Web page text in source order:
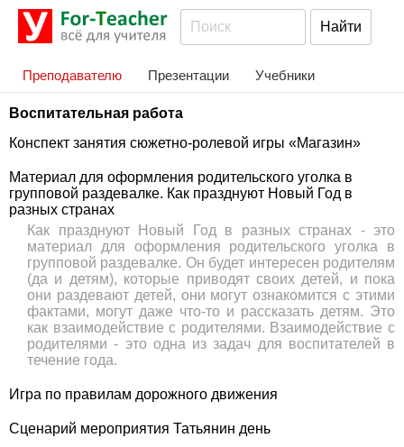
Преподавателю Презентации Учебники
Воспитательная работа
Конспект занятия сюжетно-ролевой игры «Магазин»
Материал для оформления родительского уголка в
групповой раздевалке. Как празднуют Новый Год в
разных странах
Как празднуют Новый Год в разных странах - это
материал для оформления родительского уголка в
групповой раздевалке. Он будет интересен родителям
(да и детям), которые приводят своих детей, и пока
они раздевают детей, они могут ознакомится с этими
фактами, могут даже что-то и рассказать детям. Это
как взаимодействие с родителями. Взаимодействие с
родителями - это одна из задач для воспитателей в
течение года.
Игра по правилам дорожного движения
Сценарий мероприятия Татьянин день